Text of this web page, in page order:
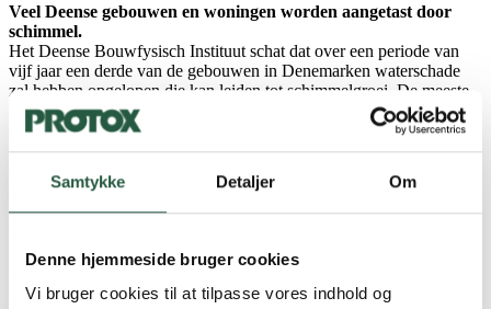
Samtykke Detaljer Om
Denne hjemmeside bruger cookies
Vi bruger cookies til at tilpasse vores indhold og
Veel Deense gebouwen en woningen worden aangetast door
schimmel.
Het Deense Bouwfysisch Instituut schat dat over een periode van
vijf jaar een derde van de gebouwen in Denemarken waterschade
zal hebben opgelopen die kan leiden tot schimmelgroei. De meeste
gevallen zijn klein en kunnen worden verholpen door
eenvoudigweg de schade te drogen. Helaas kan te late
reparatie/uitdroging leiden tot omvangrijke schade aan het gebouw
meebrengen.
Longziekten en Allergieën in Kopenhagen schat dat 300.000 Denen
ziek zijn als gevolg van schimmel in hun woningen.